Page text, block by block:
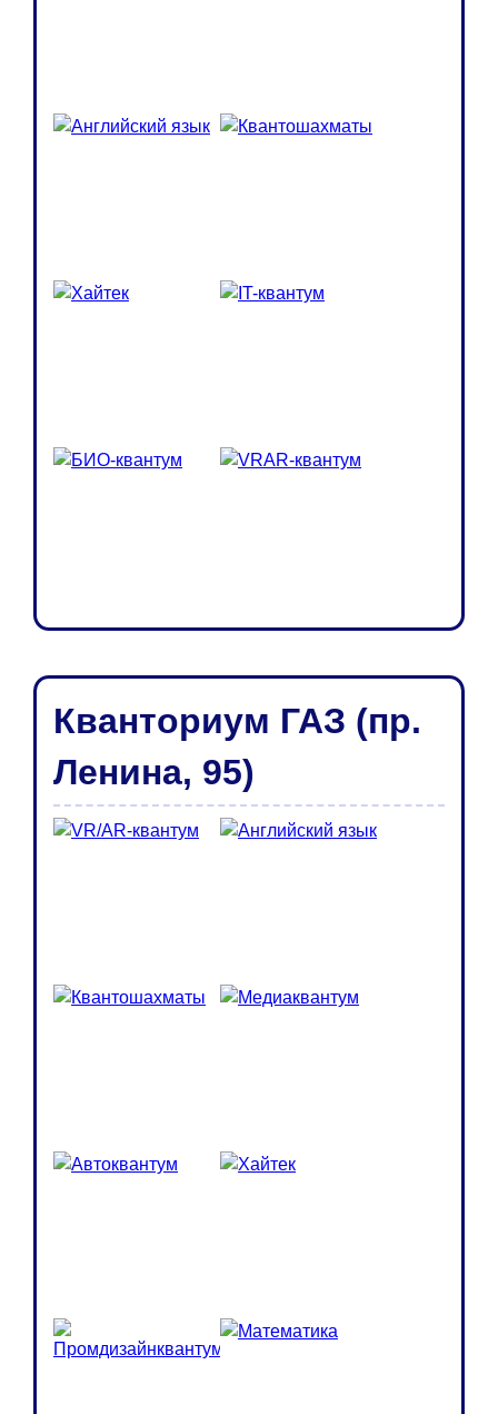
Кванториум ГАЗ (пр.
Ленина, 95)